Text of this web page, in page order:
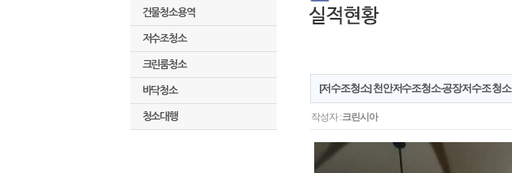
건물청소용역
저수조청소
크린룸청소
바닥청소
청소대행
[저수조청소] 천안저수조청소-공장저수조 청소
작성자 :크린시아